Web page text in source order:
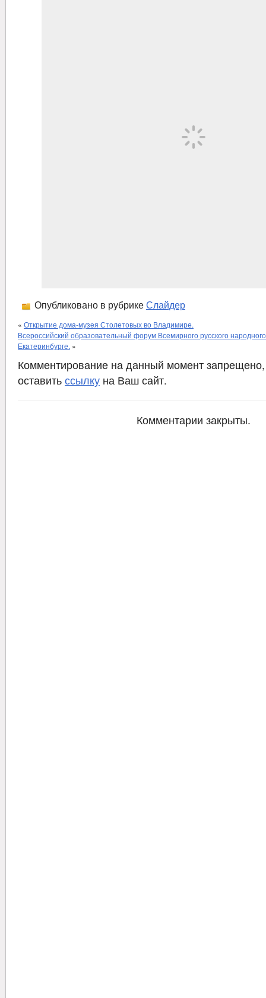
Опубликовано в рубрике Слайдер
« Открытие дома-музея Столетовых во Владимире.
Всероссийский образовательный форум Всемирного русского
Екатеринбурге. »
Комментирование на данный момент
оставить ссылку на Ваш сайт.
Комментарии закрыты.